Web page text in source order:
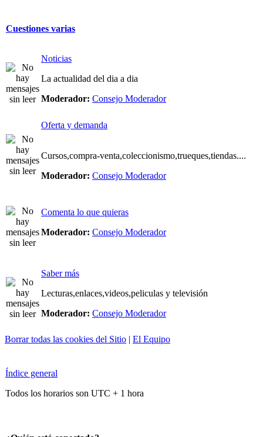
Cuestiones varias
Noticias
La actualidad del dia a dia
Moderador: Consejo Moderador
Oferta y demanda
Cursos,compra-venta,coleccionismo,trueques,tiendas....
Moderador: Consejo Moderador
Comenta lo que quieras
Moderador: Consejo Moderador
Saber más
Lecturas,enlaces,videos,peliculas y televisión
Moderador: Consejo Moderador
Borrar todas las cookies del Sitio | El Equipo
Índice general
Todos los horarios son UTC + 1 hora